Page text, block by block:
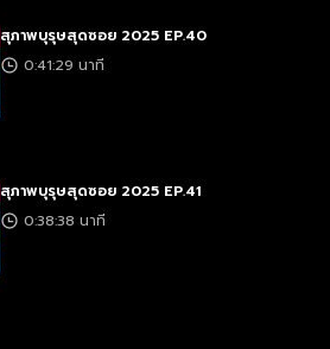
สุภาพบุรุษสุดซอย 2025 EP.40
0:41:29 นาที
สุภาพบุรุษสุดซอย 2025 EP.41
0:38:38 นาที